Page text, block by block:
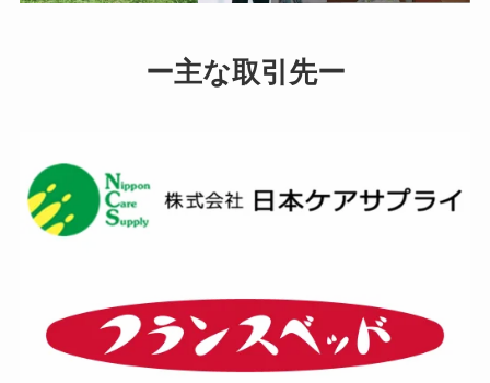
ー主な取引先ー